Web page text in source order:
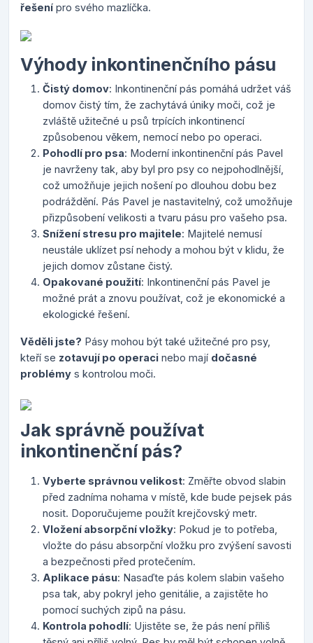
řešení pro svého mazlíčka.
Výhody inkontinenčního pásu
Čistý domov: Inkontinenční pás pomáhá udržet váš
domov čistý tím, že zachytává úniky moči, což je
zvláště užitečné u psů trpících inkontinencí
způsobenou věkem, nemocí nebo po operaci.
Pohodlí pro psa: Moderní inkontinenční pás Pavel
je navrženy tak, aby byl pro psy co nejpohodlnější,
což umožňuje jejich nošení po dlouhou dobu bez
podráždění. Pás Pavel je nastavitelný, což umožňuje
přizpůsobení velikosti a tvaru pásu pro vašeho psa.
Snížení stresu pro majitele: Majitelé nemusí
neustále uklízet psí nehody a mohou být v klidu, že
jejich domov zůstane čistý.
Opakované použití: Inkontinenční pás Pavel je
možné prát a znovu používat, což je ekonomické a
ekologické řešení.
Věděli jste? Pásy mohou být také užitečné pro psy,
kteří se zotavují po operaci nebo mají dočasné
problémy s kontrolou moči.
Jak správně používat
inkontinenční pás?
Vyberte správnou velikost: Změřte obvod slabin
před zadníma nohama v místě, kde bude pejsek pás
nosit. Doporučujeme použít krejčovský metr.
Vložení absorpční vložky: Pokud je to potřeba,
vložte do pásu absorpční vložku pro zvýšení savosti
a bezpečnosti před protečením.
Aplikace pásu: Nasaďte pás kolem slabin vašeho
psa tak, aby pokryl jeho genitálie, a zajistěte ho
pomocí suchých zipů na pásu.
Kontrola pohodlí: Ujistěte se, že pás není příliš